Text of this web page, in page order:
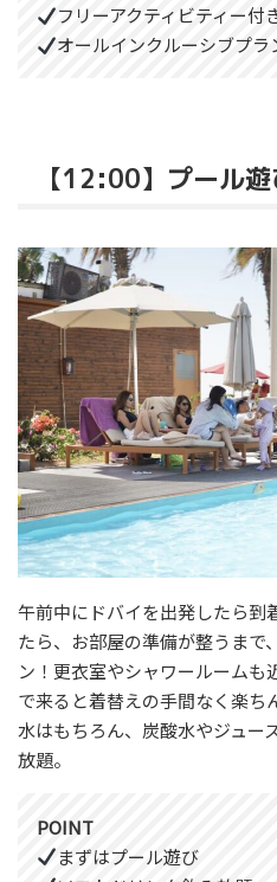
フリーアクティビティー付
オールインクルーシブプラ
【12:00】プール
午前中にドバイを出発したら到
たら、お部屋の準備が整うまで
ン！更衣室やシャワールームも
で来ると着替えの手間なく楽ち
水はもちろん、炭酸水やジュー
放題。
POINT
まずはプール遊び